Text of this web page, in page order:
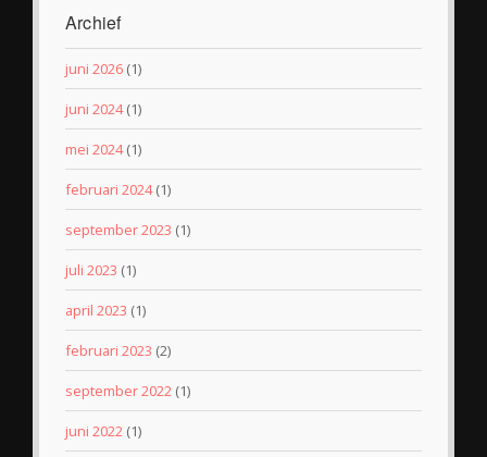
Archief
juni 2026 (1)
juni 2024(1)
mei 2024(1)
februari 2024(1)
september 2023 (1)
juli 2023 (1)
april 2023 (1)
februari 2023 (2)
september 2022 (1)
juni 2022 (1)